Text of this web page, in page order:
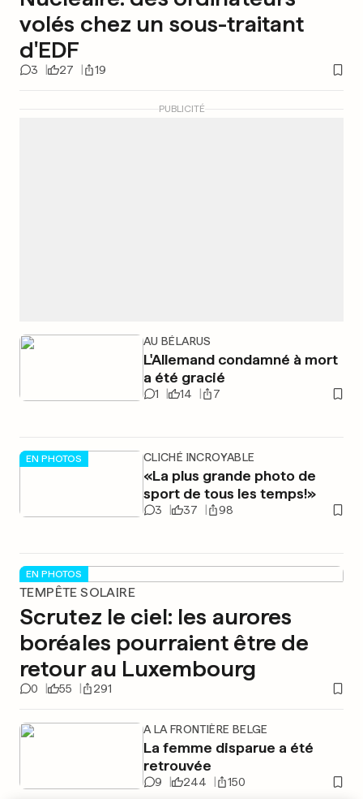
volés chez un sous-traitant
d'EDF
3 27 19
AU BÉLARUS
L'Allemand condamné à mort
a été gracié
1 14 7
EN PHOTOS CLICHÉ INCROYABLE
«La plus grande photo de
sport de tous les temps!»
3 37 98
PUBLICITÉ
EN PHOTOS
TEMPÊTE SOLAIRE
Scrutez le ciel: les aurores
boréales pourraient être de
retour au Luxembourg
0 55 291
A LA FRONTIÈRE BELGE
La femme disparue a été
retrouvée
9 244 150